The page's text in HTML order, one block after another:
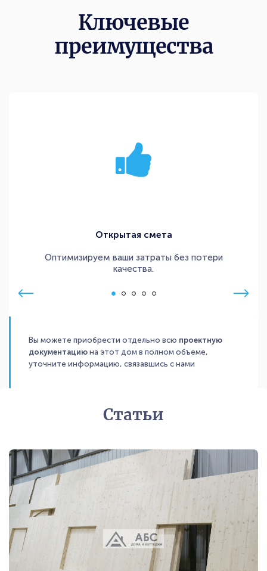
Ключевые
преимущества
Открытая смета
Оптимизируем ваши затраты без потери
качества.
Вы можете приобрести отдельно всю проектную
документацию на этот дом в полном объеме,
уточните информацию, связавшись с нами
Статьи